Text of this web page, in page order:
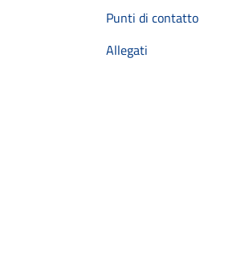
Punti di contatto
Allegati